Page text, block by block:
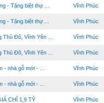
- Tặng biệt thự ... Vĩnh Phúc
- Tặng biệt thự ... Vĩnh Phúc
Đô, Vĩnh Yên ... Vĩnh Phúc
Đô, Vĩnh Yên ... Vĩnh Phúc
- nhà gỗ mới - ... Vĩnh Phúc
- nhà gỗ mới - ... Vĩnh Phúc
CHỈ 1,9 TỶ Vĩnh Phúc